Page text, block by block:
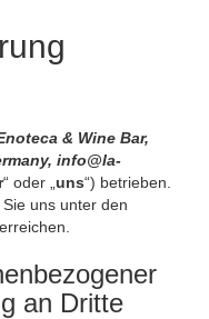
& Wine Bar,
info@la-
“ oder „ uns“) betrieben.
uns unter den
an Dritte